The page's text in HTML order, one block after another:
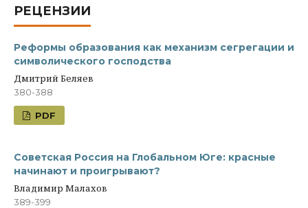
РЕЦЕНЗИИ
Реформы образования как механизм сегрегации и
символического господства
Дмитрий Беляев
380-388
PDF
Советская Россия на Глобальном Юге: красные
начинают и проигрывают?
Владимир Малахов
389-399